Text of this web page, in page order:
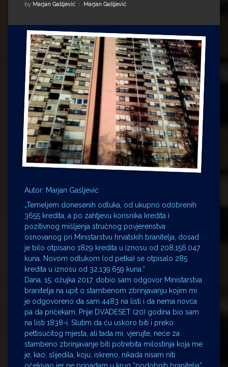
Impressum
Milenko Strižak
Drugi autori
Drugi autori
Matea Andrić
Ljiljana Lekanić-Kljaić
Željko Krznarić
Mario Lovreković
Miroslav Šantek
by Marjan Gašljević Kategorije:
Marjan Gašljević
Autor: Marjan Gašljević
„Temeljem donesenih odluka, od ukupno odobrenih
3655 kredita, a po zahtjevu korisnika kredita i
pozitivnog mišljenja stručnog povjerenstva
osnovanog pri Ministarstvu hrvatskih branitelja, dosad
je bilo otpisano 1829 kredita u iznosu od 208,156.047
kuna. Novom odlukom (od petka) se otpisalo 285
kredita u iznosu od 32,139.659 kuna.“
Dana, 15. ožujka 2017. dobio sam odgovor Ministarstva
branitelja na upit o stambenom zbrinjavanju kojim mi
je odgovoreno da sam 4483 na listi i da nema novca
pa da pričekam. Prije DVADESET (20) godina bio sam
na listi 1838-i. Slutim da ću uskoro biti i preko
pettisućitog mjesta, ali tada mi, vjerujte, neće za
stambeno zbrinjavanje biti potrebita milostinja koja me
je, kao, slijedila, koju, iskreno, nikada nisam niti